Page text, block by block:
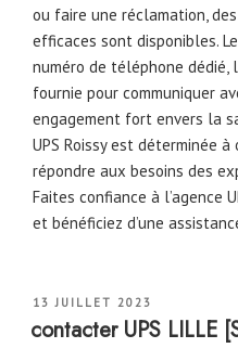
ou faire une réclamation,
efficaces sont disponibles.
numéro de téléphone dédié,
fournie pour communiquer
engagement fort envers la
UPS Roissy est déterminée
répondre aux besoins des
Faites confiance à l’agence
et bénéficiez d’une
PUBLIÉ
13 JUILLET 2023
contacter UPS LILLE